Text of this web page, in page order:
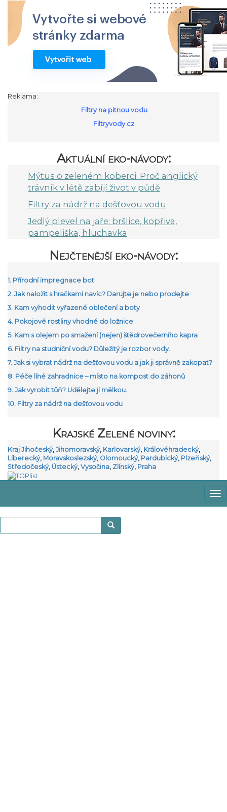
Reklama:
Filtry na pitnou vodu
Filtryvody.cz
Aktuální eko-návody:
Mýtus o zeleném koberci: Proč anglický
trávník v létě zabíjí život v půdě
Filtry za nádrž na dešťovou vodu
Jedlý plevel na jaře: bršlice, kopřiva,
pampeliška, hluchavka
Nejčtenější eko-návody:
1. Přírodní impregnace bot
2. Jak naložit s hračkami navíc? Darujte je nebo prodejte
3. Kam vyhodit vyřazené oblečení a boty
4. Pokojové rostliny vhodné do ložnice
5. Kam s olejem po smažení (nejen) štědrovečerního kapra
6. Filtry na studniční vodu? Důležitý je rozbor vody.
7. Jak si vybrat nádrž na dešťovou vodu a jak ji správně zakopat?
8. Péče líné zahradnice – místo na kompost do záhonů
9. Jak vyrobit tůň? Udělejte ji mělkou.
10. Filtry za nádrž na dešťovou vodu
Krajské Zelené noviny:
Kraj Jihočeský, Jihomoravský, Karlovarský, Královéhradecký,
Liberecký, Moravskoslezský, Olomoucký, Pardubický, Plzeňský,
Středočeský, Ústecký, Vysočina, Zlínský, Praha